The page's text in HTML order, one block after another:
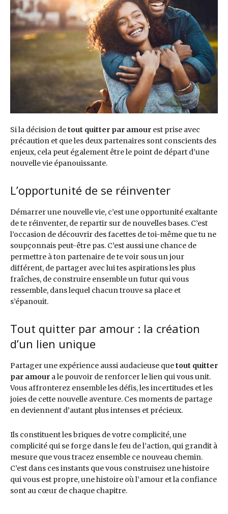
Si la décision detout quitter par amour est prise avec
précaution et que les deux partenaires sont conscients des
enjeux, cela peut également être le point de départ d’une
nouvelle vie épanouissante.
L’opportunité de se réinventer
Démarrer une nouvelle vie, c’est une opportunité exaltante
de te réinventer, de repartir sur de nouvelles bases. C’est
l’occasion de découvrir des facettes de toi-même que tu ne
soupçonnais peut-être pas. C’est aussi une chance de
permettre à ton partenaire de te voir sous un jour
différent, de partager avec lui tes aspirations les plus
fraîches, de construire ensemble un futur qui vous
ressemble, dans lequel chacun trouve sa place et
s’épanouit.
Tout quitter par amour : la création
d’un lien unique
Partager une expérience aussi audacieuse quetout quitter
par amour a le pouvoir de renforcer le lien qui vous unit.
Vous affronterez ensemble les défis, les incertitudes et les
joies de cette nouvelle aventure. Ces moments de partage
en deviennent d’autant plus intenses et précieux.
Ils constituent les briques de votre complicité, une
complicité qui se forge dans le feu de l’action, qui grandit à
mesure que vous tracez ensemble ce nouveau chemin.
C’est dans ces instants que vous construisez une histoire
qui vous est propre, une histoire où l’amour et la confiance
sont au cœur de chaque chapitre.